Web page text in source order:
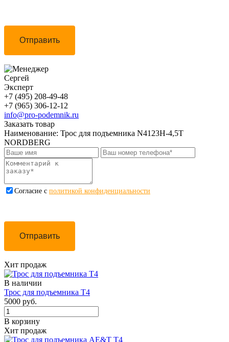
Отправить
Сергей
Эксперт
+7 (495) 208-49-48
+7 (965) 306-12-12
info@pro-podemnik.ru
Заказать товар
Наименование: Трос для подъемника N4123H-4,5T
NORDBERG
Cогласие с политикой конфиденциальности
Отправить
Хит продаж
В наличии
Трос для подъемника Т4
5000 руб.
В корзину
Хит продаж